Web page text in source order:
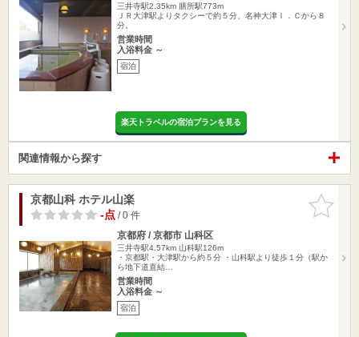
三井寺駅2.35km 膳所駅773m
ＪＲ大津駅よりタクシーで約５分、名神大津Ｉ．Ｃから８
分。
営業時間
入浴料金 ～
宿泊
楽天トラベルの宿泊プランを見る
関連情報から探す
お気に入
りに追加
京都山科 ホテル山楽
-点/ 0 件
京都府 / 京都市 山科区
三井寺駅4.57km 山科駅126m
・京都駅・大津駅から約５分 ・山科駅より徒歩１分（駅か
ら地下道直結…
営業時間
入浴料金 ～
宿泊